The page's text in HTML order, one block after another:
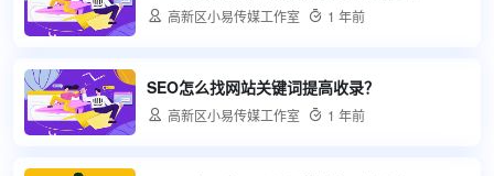
 高新区小易传媒工作室  1 年前
SEO怎么找网站关键词提高收录？
 高新区小易传媒工作室  1 年前